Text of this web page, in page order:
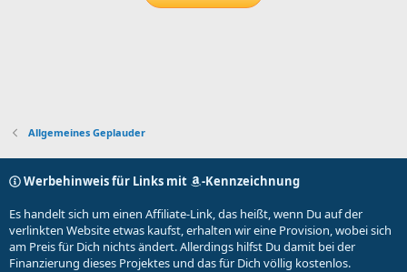
Allgemeines Geplauder
Werbehinweis für Links mit
-Kennzeichnung
Es handelt sich um einen Affiliate-Link, das heißt, wenn Du auf der
verlinkten Website etwas kaufst, erhalten wir eine Provision, wobei sich
am Preis für Dich nichts ändert. Allerdings hilfst Du damit bei der
Finanzierung dieses Projektes und das für Dich völlig kostenlos.